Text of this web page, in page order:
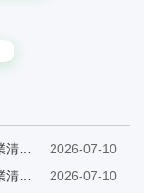
2026-07-10
2026-07-10